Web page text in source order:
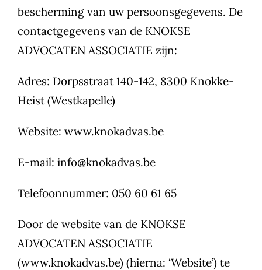
bescherming van uw persoonsgegevens. De
contactgegevens van de KNOKSE
ADVOCATEN ASSOCIATIE zijn:
Adres: Dorpsstraat 140-142, 8300 Knokke-
Heist (Westkapelle)
Website: www.knokadvas.be
E-mail: info@knokadvas.be
Telefoonnummer: 050 60 61 65
Door de website van de KNOKSE
ADVOCATEN ASSOCIATIE
(www.knokadvas.be) (hierna: ‘Website’) te